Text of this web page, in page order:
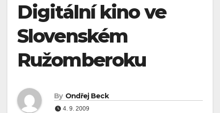
Digitální kino ve
Slovenském
Ružomberoku
By Ondřej Beck
4. 9. 2009